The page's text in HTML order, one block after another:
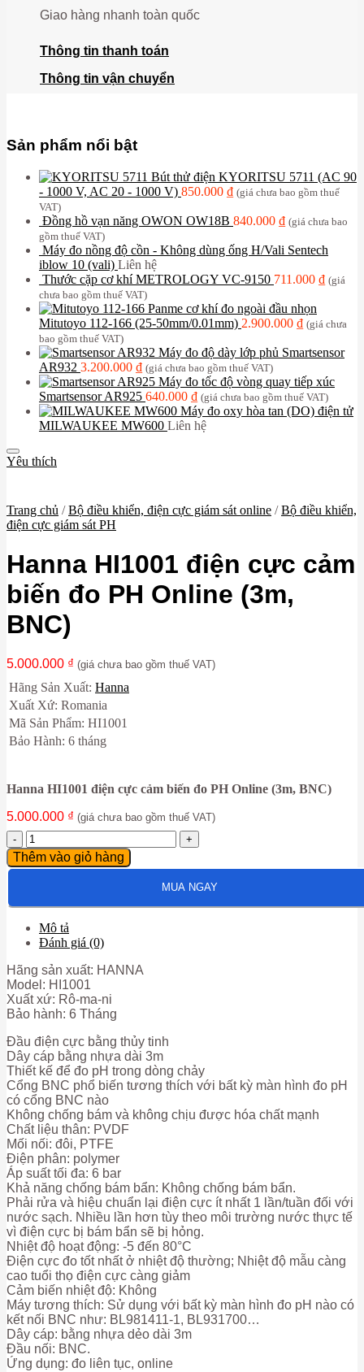
Giao hàng nhanh toàn quốc
Thông tin thanh toán
Thông tin vận chuyển
Sản phẩm nổi bật
Bút thử điện KYORITSU 5711 (AC 90
- 1000 V, AC 20 - 1000 V) 850.000 ₫ (giá chưa bao gồm thuế
VAT)
Đồng hồ vạn năng OWON OW18B 840.000 ₫ (giá chưa bao
gồm thuế VAT)
Máy đo nồng độ cồn - Không dùng ống H/Vali Sentech
iblow 10 (vali) Liên hệ
Thước cặp cơ khí METROLOGY VC-9150 711.000 ₫ (giá
chưa bao gồm thuế VAT)
Panme cơ khí đo ngoài đầu nhọn
Mitutoyo 112-166 (25-50mm/0.01mm) 2.900.000 ₫ (giá chưa
bao gồm thuế VAT)
Máy đo độ dày lớp phủ Smartsensor
AR932 3.200.000 ₫ (giá chưa bao gồm thuế VAT)
Máy đo tốc độ vòng quay tiếp xúc
Smartsensor AR925 640.000 ₫ (giá chưa bao gồm thuế VAT)
Máy đo oxy hòa tan (DO) điện tử
MILWAUKEE MW600 Liên hệ
Yêu thích
Trang chủ / Bộ điều khiển, điện cực giám sát online / Bộ điều khiển,
điện cực giám sát PH
Hanna HI1001 điện cực cảm
biến đo PH Online (3m,
BNC)
5.000.000 ₫ (giá chưa bao gồm thuế VAT)
Hãng Sản Xuất: Hanna
Xuất Xứ: Romania
Mã Sản Phẩm: HI1001
Bảo Hành: 6 tháng
Hanna HI1001 điện cực cảm biến đo PH Online (3m, BNC)
5.000.000 ₫ (giá chưa bao gồm thuế VAT)
Hanna
HI1001
điện
biến
đo
PH
(3m,
BNC)
số
lượng
Thêm vào giỏ hàng
MUA NGAY
Mô tả
Đánh giá (0)
Hãng sản xuất: HANNA
Model: HI1001
Xuất xứ: Rô-ma-ni
Bảo hành: 6 Tháng
Đầu điện cực bằng thủy tinh
Dây cáp bằng nhựa dài 3m
Thiết kế để đo pH trong dòng chảy
Cổng BNC phổ biến tương thích với bất kỳ màn hình đo pH
có cổng BNC nào
Không chống bám và không chịu được hóa chất mạnh
Chất liệu thân: PVDF
Mối nối: đôi, PTFE
Điện phân: polymer
Áp suất tối đa: 6 bar
Khả năng chống bám bẩn: Không chống bám bẩn.
Phải rửa và hiệu chuẩn lại điện cực ít nhất 1 lần/tuần đối với
nước sạch. Nhiều lần hơn tùy theo môi trường nước thực tế
vì điện cực bị bám bẩn sẽ bị hỏng.
Nhiệt độ hoạt động: -5 đến 80°C
Điện cực đo tốt nhất ở nhiệt độ thường; Nhiệt độ mẫu càng
cao tuổi thọ điện cực càng giảm
Cảm biến nhiệt độ: Không
Máy tương thích: Sử dụng với bất kỳ màn hình đo pH nào có
kết nối BNC như: BL981411-1, BL931700…
Dây cáp: bằng nhựa dẻo dài 3m
Đầu nối: BNC.
Ứng dụng: đo liên tục, online